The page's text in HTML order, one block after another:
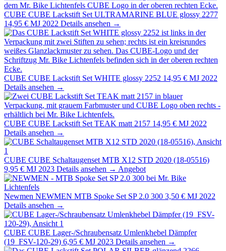
CUBE CUBE Lackstift Set ULTRAMARINE BLUE glossy 2277
14,95 € MJ 2022 Details ansehen →
CUBE CUBE Lackstift Set WHITE glossy 2252 14,95 € MJ 2022
Details ansehen →
CUBE CUBE Lackstift Set TEAK matt 2157 14,95 € MJ 2022
Details ansehen →
CUBE CUBE Schaltaugenset MTB X12 STD 2020 (18-05516)
9,95 € MJ 2023 Details ansehen → Angebot
Newmen NEWMEN MTB Spoke Set SP 2.0 300 3,50 € MJ 2022
Details ansehen →
CUBE CUBE Lager-/Schraubensatz Umlenkhebel Dämpfer
(19_FSV-120-29) 6,95 € MJ 2023 Details ansehen →